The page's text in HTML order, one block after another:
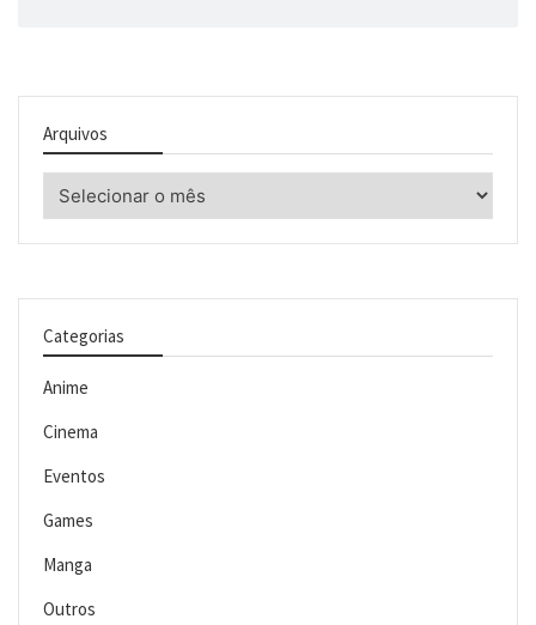
Arquivos
Categorias
Anime
Cinema
Eventos
Games
Manga
Outros